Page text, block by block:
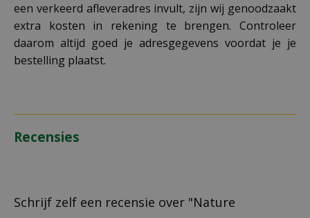
een verkeerd afleveradres invult, zijn wij genoodzaakt
extra kosten in rekening te brengen. Controleer
daarom altijd goed je adresgegevens voordat je je
bestelling plaatst.
Recensies
Schrijf zelf een recensie over "Nature